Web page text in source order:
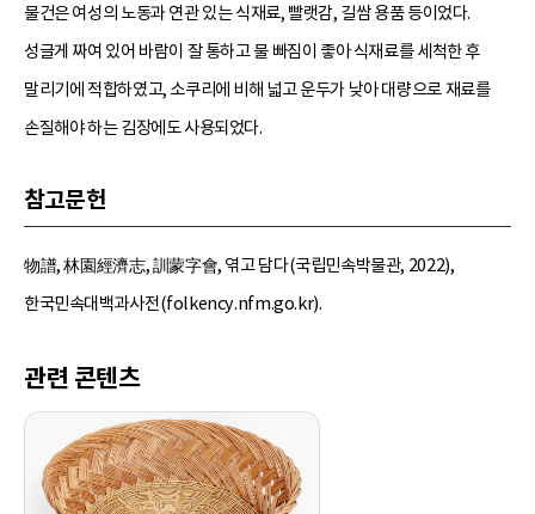
물건은 여성의 노동과 연관 있는 식재료, 빨랫감, 길쌈 용품 등이었다.
성글게 짜여 있어 바람이 잘 통하고 물 빠짐이 좋아 식재료를 세척한 후
말리기에 적합하였고, 소쿠리에 비해 넓고 운두가 낮아 대량으로 재료를
손질해야 하는 김장에도 사용되었다.
참고문헌
物譜, 林園經濟志, 訓蒙字會, 엮고 담다(국립민속박물관, 2022),
한국민속대백과사전(folkency.nfm.go.kr).
관련 콘텐츠